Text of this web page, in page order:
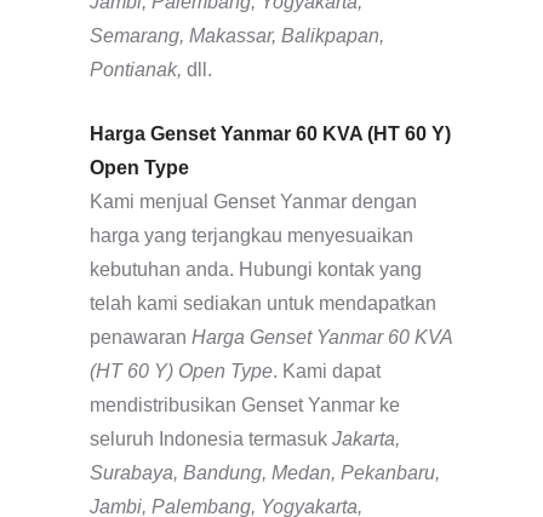
Semarang, Makassar, Balikpapan,
Pontianak, dll.
Harga Genset Yanmar 60 KVA (HT 60 Y)
Open Type
Kami menjual Genset Yanmar dengan
harga yang terjangkau menyesuaikan
kebutuhan anda. Hubungi kontak yang
telah kami sediakan untuk mendapatkan
penawaran Harga Genset Yanmar 60 KVA
(HT 60 Y) Open Type. Kami dapat
mendistribusikan Genset Yanmar ke
seluruh Indonesia termasuk Jakarta,
Surabaya, Bandung, Medan, Pekanbaru,
Jambi, Palembang, Yogyakarta,